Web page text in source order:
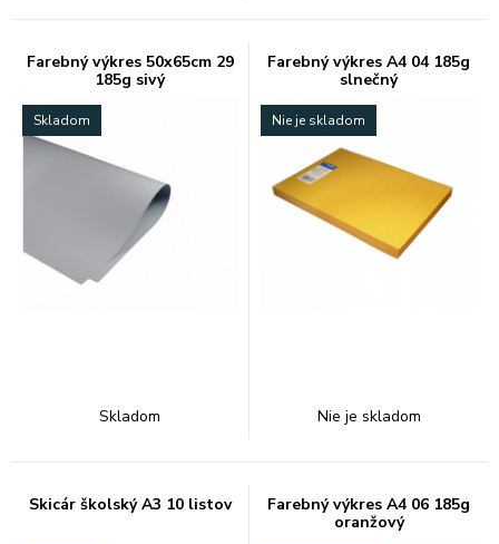
Farebný výkres 50x65cm 29
185g sivý
Skladom
Skladom
Farebný výkres A4 04 185g
slnečný
Nie je skladom
Nie je skladom
Skicár školský A3 10 listov
Farebný výkres A4 06 185g
oranžový